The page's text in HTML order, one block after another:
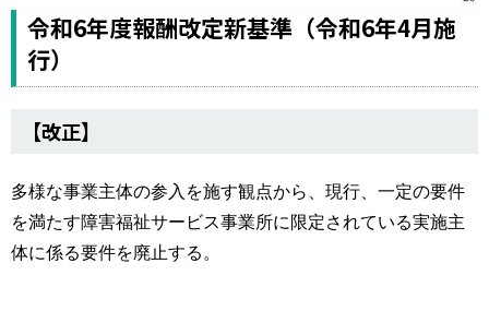
令和6年度報酬改定新基準（令和6年4月施
行）
【改正】
多様な事業主体の参入を施す観点から、現行、一定の要件
を満たす障害福祉サービス事業所に限定されている実施主
体に係る要件を廃止する。